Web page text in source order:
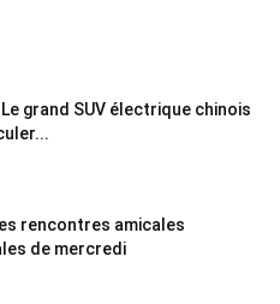
Le grand SUV électrique chinois
rencontres amicales
de mercredi